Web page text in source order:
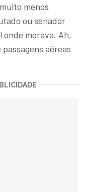
menos
ou senador
onde morava. Ah,
aéreas